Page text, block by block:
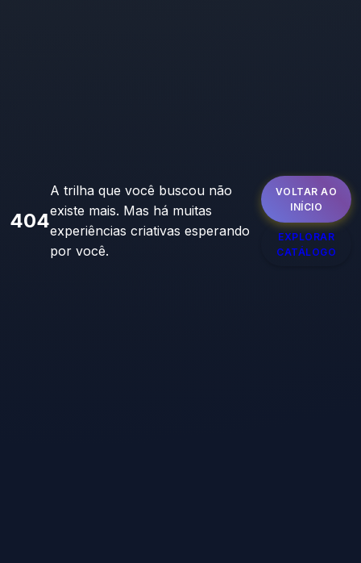
404
A trilha que você buscou não
existe mais. Mas há muitas
experiências criativas esperando
por você.
VOLTAR AO
INÍCIO
EXPLORAR
CATÁLOGO